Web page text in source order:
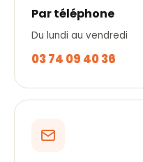
Par téléphone
Du lundi au vendredi
03 74 09 40 36